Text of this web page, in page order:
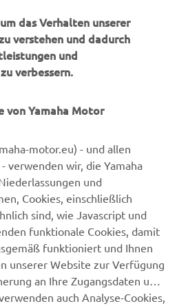
Du auf derMOTORRAD
das Verhalten unserer
verstehen und dadurch
und
verbessern.
von Yamaha Motor
motor.eu) - und allen
verwenden wir, die Yamaha
und
Cookies, einschließlich
sind, wie Javascript und
funktionale Cookies, damit
funktioniert und Ihnen
unserer Website zur Verfügung
an Ihre Zugangsdaten und
auch Analyse-Cookies,